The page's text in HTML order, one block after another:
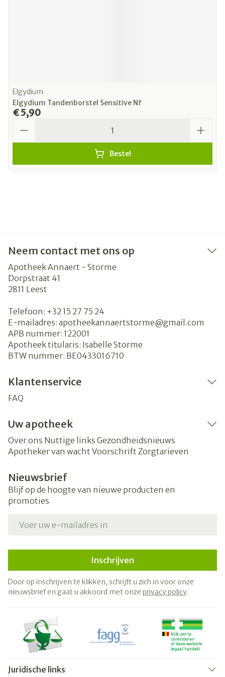
Elgydium
Elgydium Tandenborstel Sensitive Nf
€ 5,90
Bestel
Neem contact met ons op
Apotheek Annaert - Storme
Dorpstraat 41
2811 Leest
Telefoon: +32 15 27 75 24
E-mailadres: apotheekannaertstorme@gmail.com
APB nummer: 122001
Apotheek titularis: Isabelle Storme
BTW nummer: BE0433016710
Klantenservice
FAQ
Uw apotheek
Over ons Nuttige links Gezondheidsnieuws
Apotheker van wacht Voorschrift Zorgtarieven
Nieuwsbrief
Blijf op de hoogte van nieuwe producten en
promoties
Inschrijven
Door op inschrijven te klikken, schrijft u zich in voor onze
nieuwsbrief en gaat u akkoord met onze privacy policy.
Juridische links